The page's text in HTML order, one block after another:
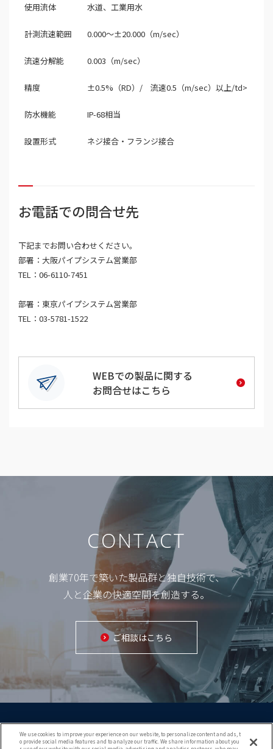
使用流体 水道、工業用水
計測流速範囲 0.000～±20.000（m/sec）
流速分解能 0.003（m/sec）
精度 ±0.5%（RD）/ 流速0.5（m/sec）以上/td>
防水機能 IP-68相当
設置形式 ネジ接合・フランジ接合
お電話での問合せ先
下記までお問い合わせください。
部署：大阪パイプシステム営業部
TEL：06-6110-7451
部署：東京パイプシステム営業部
TEL：03-5781-1522
WEBでの製品に関する
お問合せはこちら
CONTACT
創業70年で築いた製品群と独自技術で、
人と企業の快適空間を創造する。
ご相談はこちら
We use cookies to improve your experience on our website, to personalize content and ads, t
o provide social media features and to analyze our traffic. We share information about you